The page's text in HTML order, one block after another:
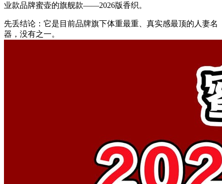
业款品牌蜜壶的旗舰款——2026版香织。
先丢结论：它是目前品牌旗下体重最重、真实感最顶的人妻名
器，没有之一。